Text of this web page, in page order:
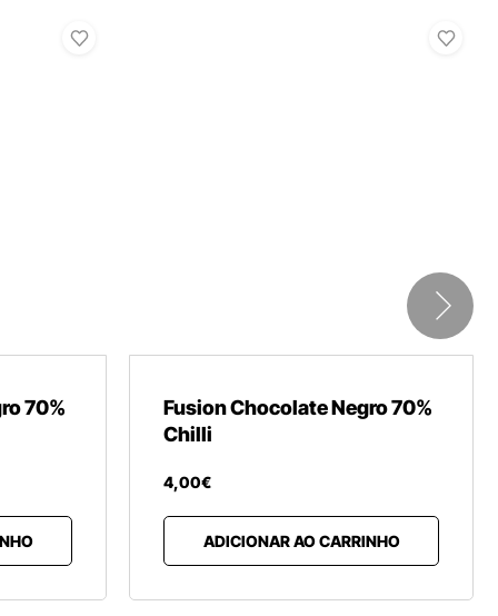
70%
Fusion Chocolate Negro 70%
Chilli
4,00€
ADICIONAR AO CARRINHO